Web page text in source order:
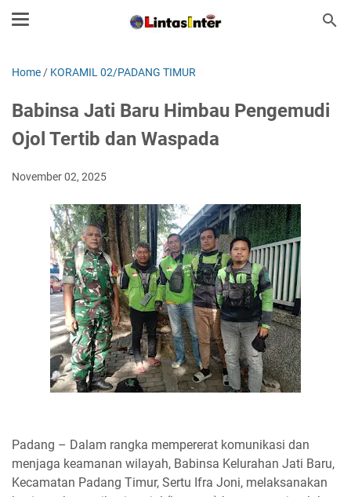
Home / KORAMIL 02/PADANG TIMUR
Babinsa Jati Baru Himbau Pengemudi
Ojol Tertib dan Waspada
November 02, 2025
Padang – Dalam rangka mempererat komunikasi dan
menjaga keamanan wilayah, Babinsa Kelurahan Jati Baru,
Kecamatan Padang Timur, Sertu Ifra Joni, melaksanakan